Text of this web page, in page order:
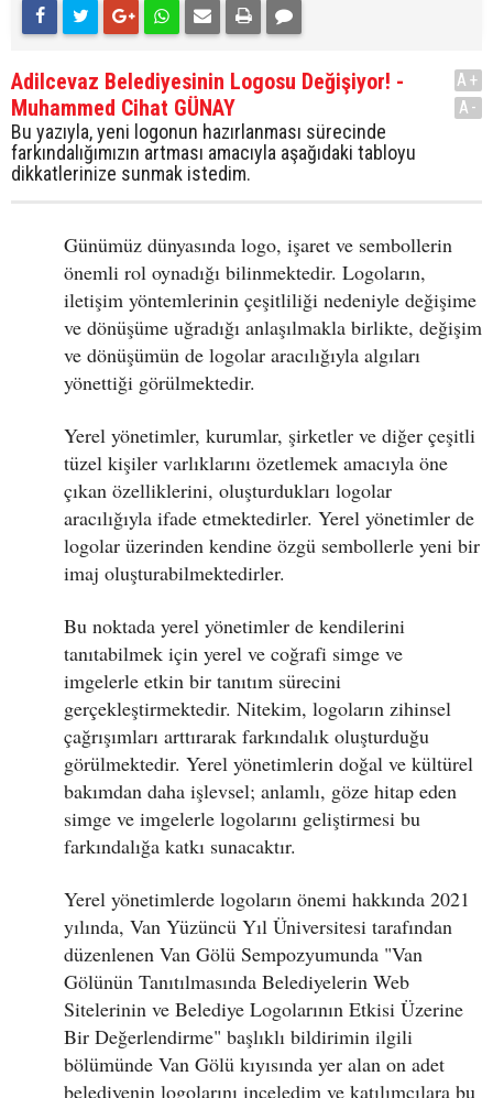
Adilcevaz Belediyesinin Logosu Değişiyor! -
Muhammed Cihat GÜNAY
Bu yazıyla, yeni logonun hazırlanması sürecinde
farkındalığımızın artması amacıyla aşağıdaki tabloyu
dikkatlerinize sunmak istedim.
A+
A-
Günümüz dünyasında logo, işaret ve sembollerin
önemli rol oynadığı bilinmektedir. Logoların,
iletişim yöntemlerinin çeşitliliği nedeniyle değişime
ve dönüşüme uğradığı anlaşılmakla birlikte, değişim
ve dönüşümün de logolar aracılığıyla algıları
yönettiği görülmektedir.
Yerel yönetimler, kurumlar, şirketler ve diğer çeşitli
tüzel kişiler varlıklarını özetlemek amacıyla öne
çıkan özelliklerini, oluşturdukları logolar
aracılığıyla ifade etmektedirler. Yerel yönetimler de
logolar üzerinden kendine özgü sembollerle yeni bir
imaj oluşturabilmektedirler.
Bu noktada yerel yönetimler de kendilerini
tanıtabilmek için yerel ve coğrafi simge ve
imgelerle etkin bir tanıtım sürecini
gerçekleştirmektedir. Nitekim, logoların zihinsel
çağrışımları arttırarak farkındalık oluşturduğu
görülmektedir. Yerel yönetimlerin doğal ve kültürel
bakımdan daha işlevsel; anlamlı, göze hitap eden
simge ve imgelerle logolarını geliştirmesi bu
farkındalığa katkı sunacaktır.
Yerel yönetimlerde logoların önemi hakkında 2021
yılında, Van Yüzüncü Yıl Üniversitesi tarafından
düzenlenen Van Gölü Sempozyumunda "Van
Gölünün Tanıtılmasında Belediyelerin Web
Sitelerinin ve Belediye Logolarının Etkisi Üzerine
Bir Değerlendirme" başlıklı bildirimin ilgili
bölümünde Van Gölü kıyısında yer alan on adet
belediyenin logolarını inceledim ve katılımcılara bu